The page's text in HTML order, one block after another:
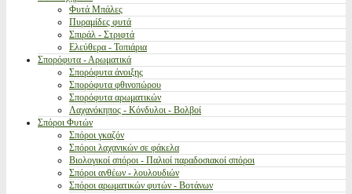
Φυτά Μπάλες
Πυραμίδες φυτά
Σπιράλ - Στριφτά
Ελεύθερα - Τοπιάρια
Σπορόφυτα - Αρωματικά
Σπορόφυτα άνοιξης
Σπορόφυτα φθινοπώρου
Σπορόφυτα αρωματικών
Λαχανόκηπος - Κόνδυλοι - Βολβοί
Σπόροι Φυτών
Σπόροι γκαζόν
Σπόροι λαχανικών σε φάκελα
Βιολογικοί σπόροι - Παλιοί παραδοσιακοί σπόροι
Σπόροι ανθέων - λουλουδιών
Σπόροι αρωματικών φυτών - Βοτάνων